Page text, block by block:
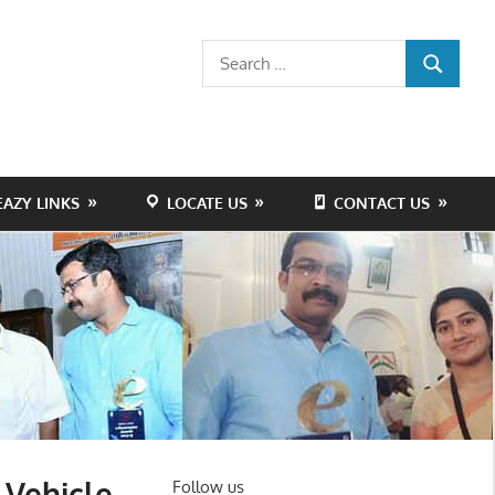
Search
for:
SEARCH
LINKS LOCATE US CONTACT US
Follow us